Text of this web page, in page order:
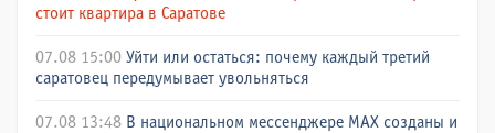
стоит квартира в Саратове
07.08 15:00 Уйти или остаться: почему каждый третий
саратовец передумывает увольняться
07.08 13:48 В национальном мессенджере МАХ созданы и